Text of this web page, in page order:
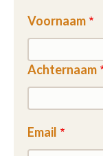
Voornaam
Achternaam
Email